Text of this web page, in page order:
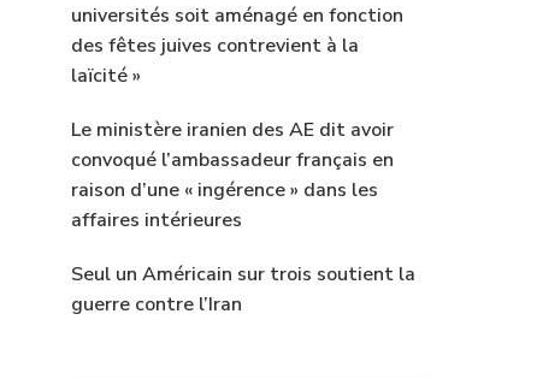
universités soit aménagé en fonction
des fêtes juives contrevient à la
laïcité »
Le ministère iranien des AE dit avoir
convoqué l’ambassadeur français en
raison d’une « ingérence » dans les
affaires intérieures
Seul un Américain sur trois soutient la
guerre contre l’Iran